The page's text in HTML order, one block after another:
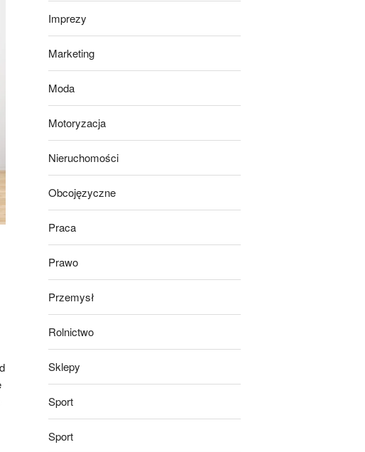
Imprezy
Marketing
Moda
Motoryzacja
Nieruchomości
Obcojęzyczne
Praca
Prawo
Przemysł
Rolnictwo
Sklepy
Sport
Sport